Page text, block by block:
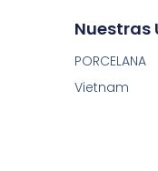
Nuestras
PORCELANA
Vietnam